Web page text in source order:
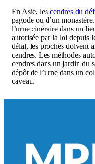
En Asie, les cendres du
pagode ou d’un
l’urne cinéraire dans un
autorisée par la loi depuis
délai, les proches doivent
cendres. Les méthodes
cendres dans un jardin du
dépôt de l’urne dans un
caveau.